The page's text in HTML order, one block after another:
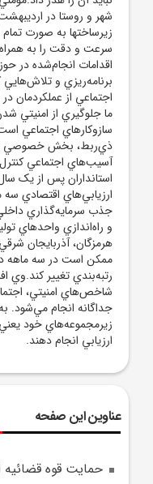
شهر و روستا در
زيرساختها به صورت
سرعت و دقت را به
اقدامات انجام‌شده در
برنامه‌ريزي و
اجتماعي از عملکردمان
ما جلوگيري از امنيتي
سازوکارهاي اجتماعي
ذي‌ربط، بخش خصوصي و
آسيب‌هاي اجتماعي
استانداران پس از يک
ارزيابي‌هاي اقتصادي
جذب سرمايه‌گذاري
هرمزگان، آذربايجان
ممکن است در سه ماهه
رتبه‌بندي تغيير کند.وي
شاخص‌هاي امنيتي،
جداگانه انجام مي‌شود. به
زيرمجموعه‌هاي خود يعني
ارزيابي انجام دهند.
عناوین این صفحه
حمايت قوه قضائيه